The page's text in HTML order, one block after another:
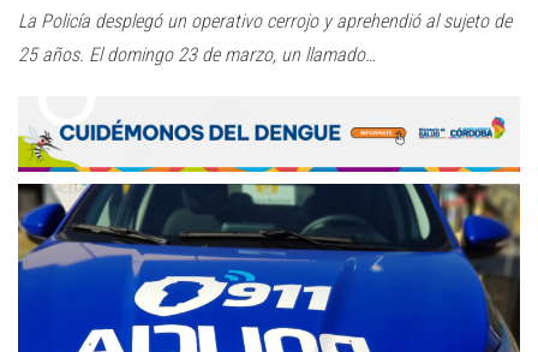
La Policía desplegó un operativo cerrojo y aprehendió al sujeto de
25 años. El domingo 23 de marzo, un llamado…